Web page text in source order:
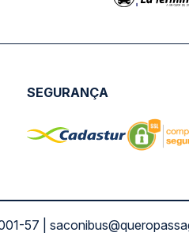
SEGURANÇA
57 |